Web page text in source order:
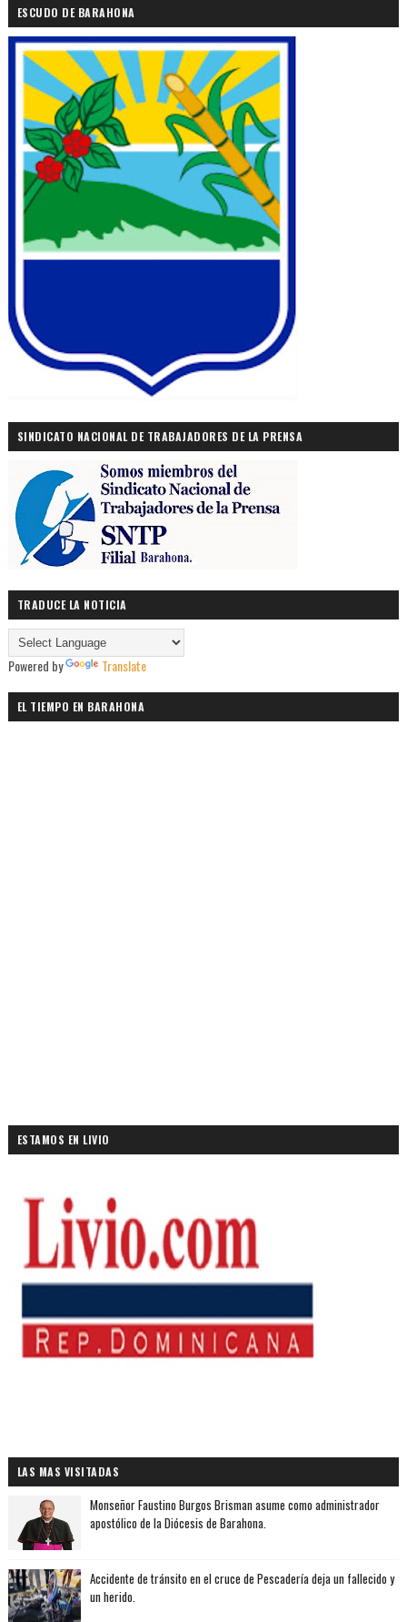
ESCUDO DE BARAHONA
SINDICATO NACIONAL DE TRABAJADORES DE LA PRENSA
TRADUCE LA NOTICIA
Powered by Translate
EL TIEMPO EN BARAHONA
ESTAMOS EN LIVIO
LAS MAS VISITADAS
Monseñor Faustino Burgos Brisman asume como administrador
apostólico de la Diócesis de Barahona.
Accidente de tránsito en el cruce de Pescadería deja un fallecido y
un herido.